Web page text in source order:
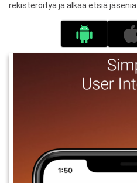
rekisteröityä ja alkaa etsiä jäseniä.